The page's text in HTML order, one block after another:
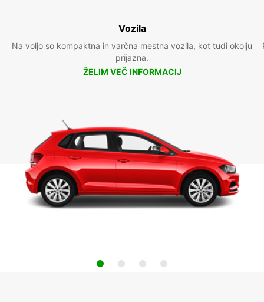
Vozila
Na voljo so kompaktna in varčna mestna vozila, kot tudi okolju
prijazna.
ŽELIM VEČ INFORMACIJ